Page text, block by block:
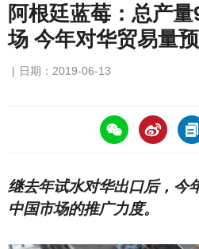
阿根廷蓝莓：总产
场 今年对华贸易量
日期：2019-06-13
https://asiafruitchina.net/18189.html
继去年试水对华出口后，今
中国市场的推广力度。